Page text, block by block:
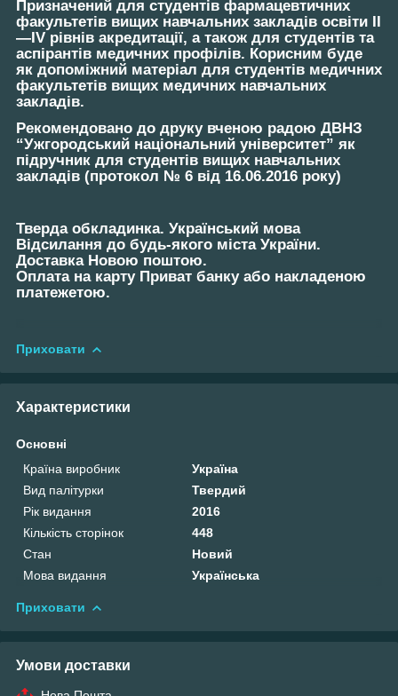
Призначений для студентів фармацевтичних
факультетів вищих навчальних закладів освіти II
—IV рівнів акредитації, а також для студентів та
аспірантів медичних профілів. Корисним буде
як допоміжний матеріал для студентів медичних
факультетів вищих медичних навчальних
закладів.
Рекомендовано до друку вченою радою ДВНЗ
“Ужгородський національний університет” як
підручник для студентів вищих навчальних
закладів (протокол № 6 від 16.06.2016 року)
Тверда обкладинка. Український мова
Відсилання до будь-якого міста України.
Доставка Новою поштою.
Оплата на карту Приват банку або накладеною
платежетою.
Приховати
Характеристики
Основні
Країна виробник
Україна
Вид палітурки
Твердий
Рік видання
2016
Кількість сторінок
448
Стан
Новий
Мова видання
Українська
Приховати
Умови доставки